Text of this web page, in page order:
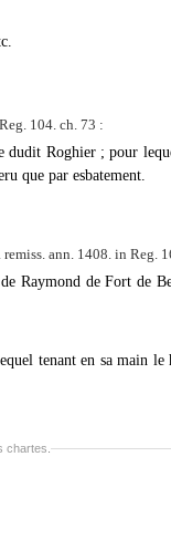
104. ch. 73 :
Roghier ; pour
que par esbatement.
ann. 1408. in Reg.
Raymond de Fort de
tenant en sa main
chartes.